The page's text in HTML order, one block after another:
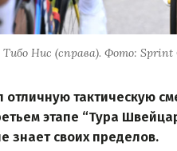
Тибо Нис (справа). Фото: Sprint
отличную тактическую
этапе “Тура
знает своих пределов.